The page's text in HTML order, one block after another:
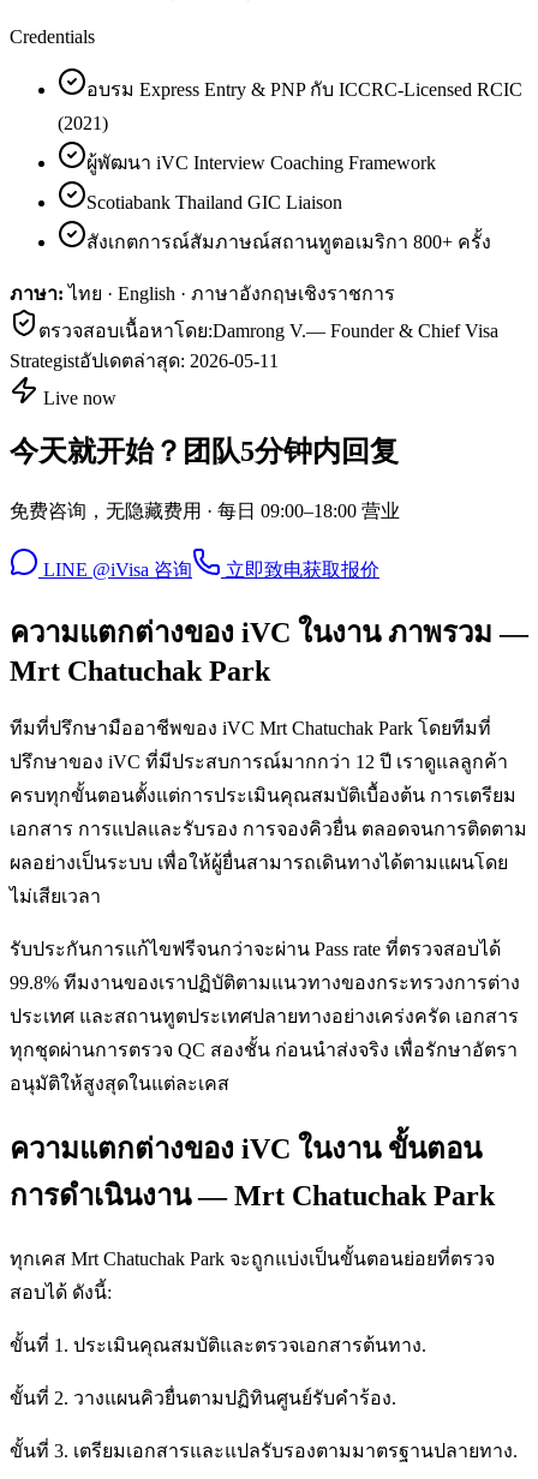
Credentials
อบรม Express Entry & PNP กับ ICCRC-Licensed RCIC
(2021)
ผู้พัฒนา iVC Interview Coaching Framework
Scotiabank Thailand GIC Liaison
สังเกตการณ์สัมภาษณ์สถานทูตอเมริกา 800+ ครั้ง
ภาษา: ไทย · English · ภาษาอังกฤษเชิงราชการ
ตรวจสอบเนื้อหาโดย:Damrong V.— Founder & Chief Visa
Strategistอัปเดตล่าสุด: 2026-05-11
Live now
今天就开始？团队5分钟内回复
免费咨询，无隐藏费用 · 每日 09:00–18:00 营业
LINE @iVisa 咨询 立即致电获取报价
ความแตกต่างของ iVC ในงาน ภาพรวม —
Mrt Chatuchak Park
ทีมที่ปรึกษามืออาชีพของ iVC Mrt Chatuchak Park โดยทีมที่
ปรึกษาของ iVC ที่มีประสบการณ์มากกว่า 12 ปี เราดูแลลูกค้า
ครบทุกขั้นตอนตั้งแต่การประเมินคุณสมบัติเบื้องต้น การเตรียม
เอกสาร การแปลและรับรอง การจองคิวยื่น ตลอดจนการติดตาม
ผลอย่างเป็นระบบ เพื่อให้ผู้ยื่นสามารถเดินทางได้ตามแผนโดย
ไม่เสียเวลา
รับประกันการแก้ไขฟรีจนกว่าจะผ่าน Pass rate ที่ตรวจสอบได้
99.8% ทีมงานของเราปฏิบัติตามแนวทางของกระทรวงการต่าง
ประเทศ และสถานทูตประเทศปลายทางอย่างเคร่งครัด เอกสาร
ทุกชุดผ่านการตรวจ QC สองชั้น ก่อนนำส่งจริง เพื่อรักษาอัตรา
อนุมัติให้สูงสุดในแต่ละเคส
ความแตกต่างของ iVC ในงาน ขั้นตอน
การดำเนินงาน — Mrt Chatuchak Park
ทุกเคส Mrt Chatuchak Park จะถูกแบ่งเป็นขั้นตอนย่อยที่ตรวจ
สอบได้ ดังนี้:
ขั้นที่ 1. ประเมินคุณสมบัติและตรวจเอกสารต้นทาง.
ขั้นที่ 2. วางแผนคิวยื่นตามปฏิทินศูนย์รับคำร้อง.
ขั้นที่ 3. เตรียมเอกสารและแปลรับรองตามมาตรฐานปลายทาง.